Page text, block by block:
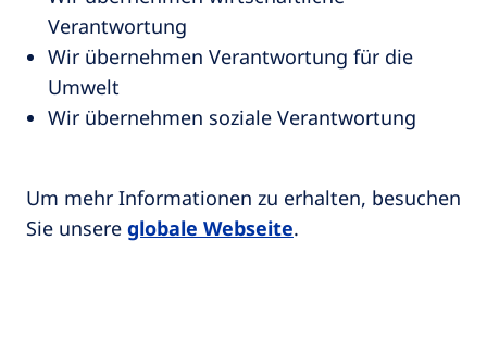
Verantwortung
Wir übernehmen Verantwortung für die
Umwelt
Wir übernehmen soziale Verantwortung
Um mehr Informationen zu erhalten, besuchen
Sie unsere globale Webseite.